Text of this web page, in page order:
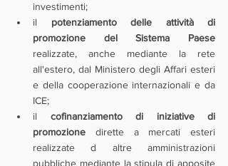
investimenti;
il potenziamento delle attività di
promozione del Sistema Paese
realizzate, anche mediante la rete
all'estero, dal Ministero degli Affari esteri
e della cooperazione internazionali e da
ICE;
il cofinanziamento di iniziative di
promozione dirette a mercati esteri
realizzate d altre amministrazioni
pubbliche mediante la stipula di apposite